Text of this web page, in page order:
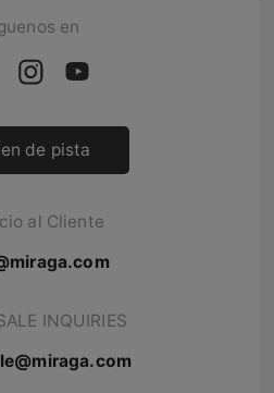
en
de pista
al Cliente
INQUIRIES